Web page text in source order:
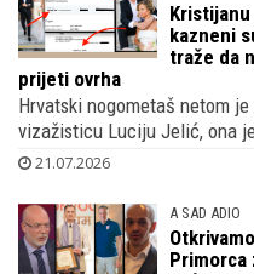
kazneni
traže da
prijeti ovrha
Hrvatski nogometaš netom
vizažisticu Luciju Jelić, ona
21.07.2026
A SAD ADIO
Primorca